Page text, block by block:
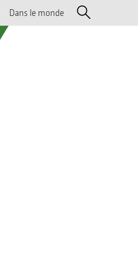
Dans le monde